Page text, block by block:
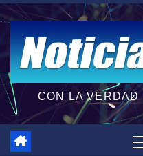
CON LA